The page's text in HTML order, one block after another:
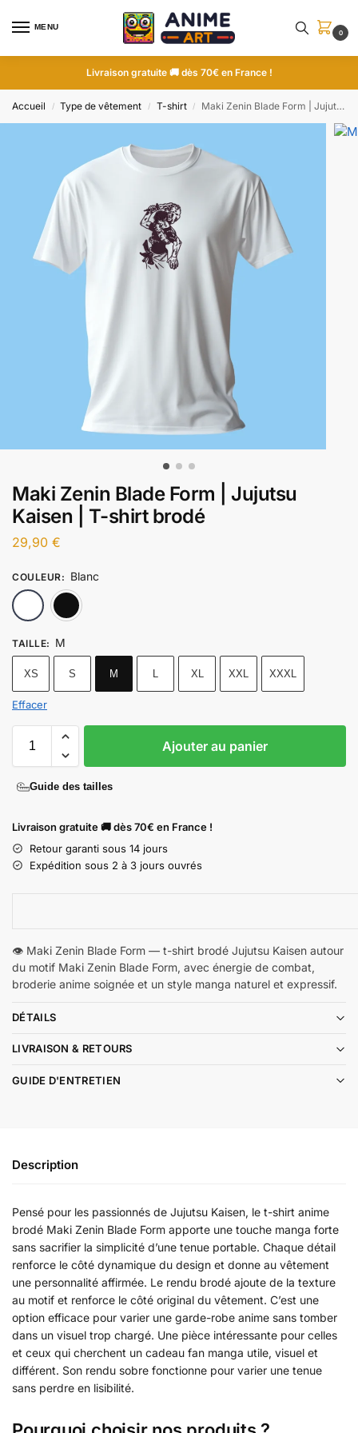
MENU
0
Livraison gratuite 🚚 dès 70€ en France !
Accueil / Type de vêtement / T-shirt / Maki Zenin Blade Form | Jujutsu Kaisen | T-shirt brodé
Maki Zenin Blade Form | Jujutsu
Kaisen | T-shirt brodé
29,90 €
COULEUR: Blanc
TAILLE: M
XS S M L XL XXL XXXL
Effacer
Ajouter au panier
Guide des tailles
Livraison gratuite 🚚 dès 70€ en France !
Retour garanti sous 14 jours
Expédition sous 2 à 3 jours ouvrés
👁️ Maki Zenin Blade Form — t-shirt brodé Jujutsu Kaisen autour
du motif Maki Zenin Blade Form, avec énergie de combat,
broderie anime soignée et un style manga naturel et expressif.
DÉTAILS
LIVRAISON & RETOURS
GUIDE D'ENTRETIEN
Description
Pensé pour les passionnés de Jujutsu Kaisen, le t-shirt anime
brodé Maki Zenin Blade Form apporte une touche manga forte
sans sacrifier la simplicité d’une tenue portable. Chaque détail
renforce le côté dynamique du design et donne au vêtement
une personnalité affirmée. Le rendu brodé ajoute de la texture
au motif et renforce le côté original du vêtement. C’est une
option efficace pour varier une garde-robe anime sans tomber
dans un visuel trop chargé. Une pièce intéressante pour celles
et ceux qui cherchent un cadeau fan manga utile, visuel et
différent. Son rendu sobre fonctionne pour varier une tenue
sans perdre en lisibilité.